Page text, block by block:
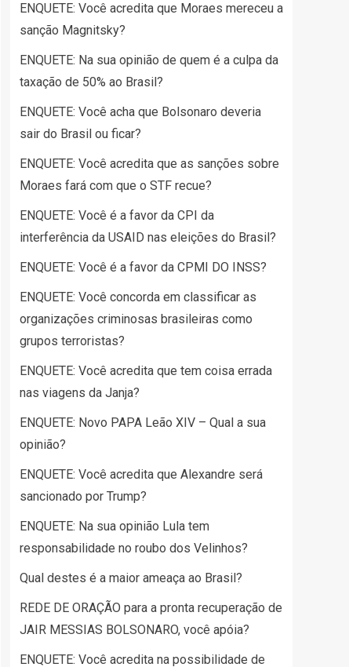
ENQUETE: Você acredita que Moraes mereceu a
sanção Magnitsky?
ENQUETE: Na sua opinião de quem é a culpa da
taxação de 50% ao Brasil?
ENQUETE: Você acha que Bolsonaro deveria
sair do Brasil ou ficar?
ENQUETE: Você acredita que as sanções sobre
Moraes fará com que o STF recue?
ENQUETE: Você é a favor da CPI da
interferência da USAID nas eleições do Brasil?
ENQUETE: Você é a favor da CPMI DO INSS?
ENQUETE: Você concorda em classificar as
organizações criminosas brasileiras como
grupos terroristas?
ENQUETE: Você acredita que tem coisa errada
nas viagens da Janja?
ENQUETE: Novo PAPA Leão XIV – Qual a sua
opinião?
ENQUETE: Você acredita que Alexandre será
sancionado por Trump?
ENQUETE: Na sua opinião Lula tem
responsabilidade no roubo dos Velinhos?
Qual destes é a maior ameaça ao Brasil?
REDE DE ORAÇÃO para a pronta recuperação de
JAIR MESSIAS BOLSONARO, você apóia?
ENQUETE: Você acredita na possibilidade de